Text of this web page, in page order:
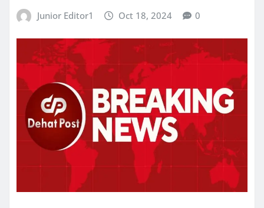
Junior Editor1 Oct 18, 2024 0